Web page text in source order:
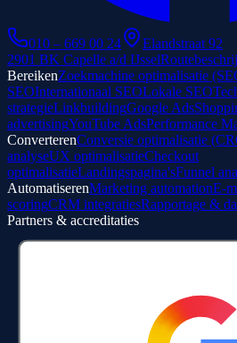
010 – 669 00 24
Elandstraat 92
2901 BK Capelle a/d IJssel
BereikenZoekmachine optimalisatie
SEOInternationaal SEOLokale SEO
strategieLinkbuildingGoogle Ads
advertisingYouTube AdsPerformance
ConverterenConversie optimalisatie
analyseUX optimalisatieCheckout
optimalisatieLandingspagina'sFunnel
AutomatiserenMarketing automationE-
scoringCRM integratiesRapportage &
Partners & accreditaties